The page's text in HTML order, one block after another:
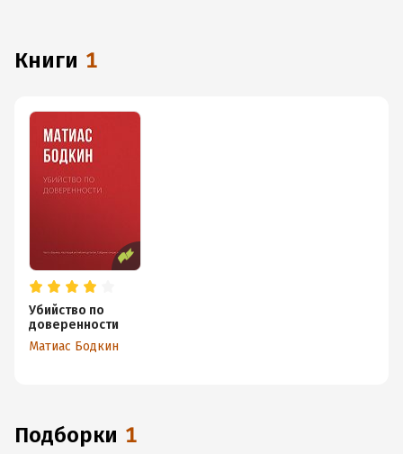
книги 1
Убийство по
доверенности
Матиас Бодкин
Подборки 1